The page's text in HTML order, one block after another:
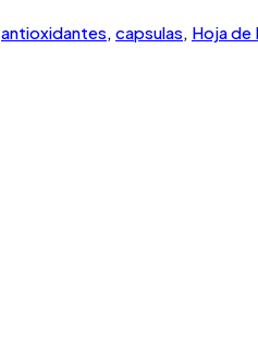
antioxidantes, capsulas, Hoja de